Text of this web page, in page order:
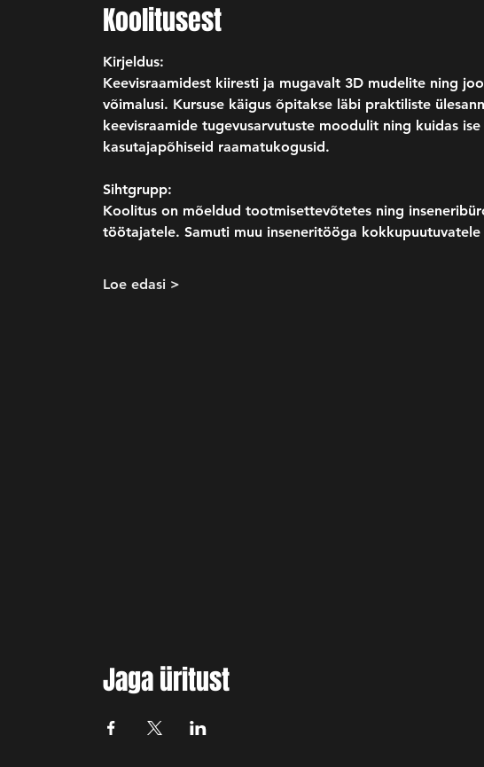
Koolitusest
Kirjeldus:
Keevisraamidest kiiresti ja mugavalt 3D mudelite ning
võimalusi. Kursuse käigus õpitakse läbi praktiliste
keevisraamide tugevusarvutuste moodulit ning kuidas
kasutajapõhiseid raamatukogusid.
Sihtgrupp:
Koolitus on mõeldud tootmisettevõtetes ning
töötajatele. Samuti muu inseneritööga
Loe edasi >
Jaga üritust